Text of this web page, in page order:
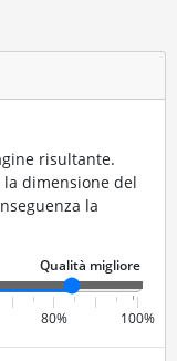
risultante.
dimensione del
la
80% 100%